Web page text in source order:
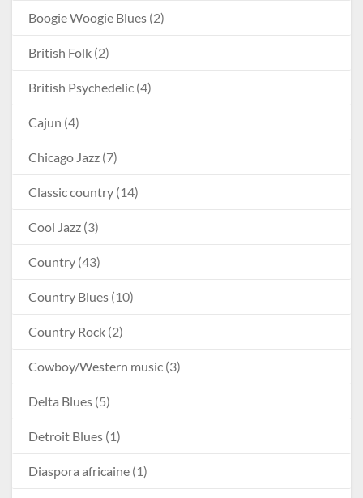
Boogie Woogie Blues (2)
British Folk (2)
British Psychedelic (4)
Cajun (4)
Chicago Jazz (7)
Classic country (14)
Cool Jazz (3)
Country (43)
Country Blues (10)
Country Rock (2)
Cowboy/Western music (3)
Delta Blues (5)
Detroit Blues (1)
Diaspora africaine (1)